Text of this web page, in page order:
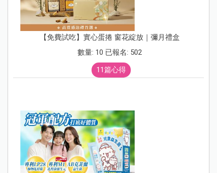
【免費試吃】實心蛋捲 窗花綻放｜彌月禮盒
數量: 10 已報名: 502
11篇心得